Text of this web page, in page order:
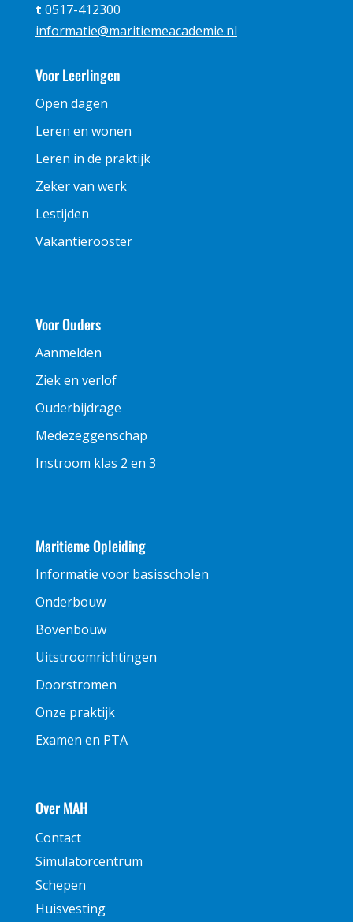
t 0517-412300
informatie@maritiemeacademie.nl
Voor Leerlingen
Open dagen
Leren en wonen
Leren in de praktijk
Zeker van werk
Lestijden
Vakantierooster
Voor Ouders
Aanmelden
Ziek en verlof
Ouderbijdrage
Medezeggenschap
Instroom klas 2 en 3
Maritieme Opleiding
Informatie voor basisscholen
Onderbouw
Bovenbouw
Uitstroomrichtingen
Doorstromen
Onze praktijk
Examen en PTA
Over MAH
Contact
Simulatorcentrum
Schepen
Huisvesting